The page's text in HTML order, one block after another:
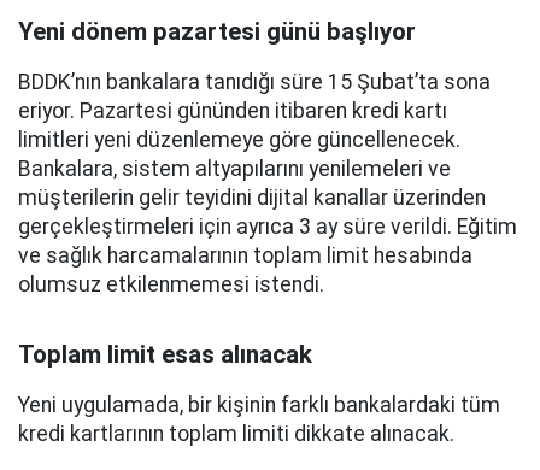
Yeni dönem pazartesi günü başlıyor
BDDK’nın bankalara tanıdığı süre 15 Şubat’ta sona
eriyor. Pazartesi gününden itibaren kredi kartı
limitleri yeni düzenlemeye göre güncellenecek.
Bankalara, sistem altyapılarını yenilemeleri ve
müşterilerin gelir teyidini dijital kanallar üzerinden
gerçekleştirmeleri için ayrıca 3 ay süre verildi. Eğitim
ve sağlık harcamalarının toplam limit hesabında
olumsuz etkilenmemesi istendi.
Toplam limit esas alınacak
Yeni uygulamada, bir kişinin farklı bankalardaki tüm
kredi kartlarının toplam limiti dikkate alınacak.